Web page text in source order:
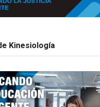
Kinesiología